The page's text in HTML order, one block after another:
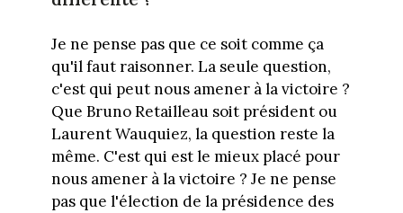
Je ne pense pas que ce soit comme ça
qu'il faut raisonner. La seule question,
c'est qui peut nous amener à la victoire ?
Que Bruno Retailleau soit président ou
Laurent Wauquiez, la question reste la
même. C'est qui est le mieux placé pour
nous amener à la victoire ? Je ne pense
pas que l'élection de la présidence des